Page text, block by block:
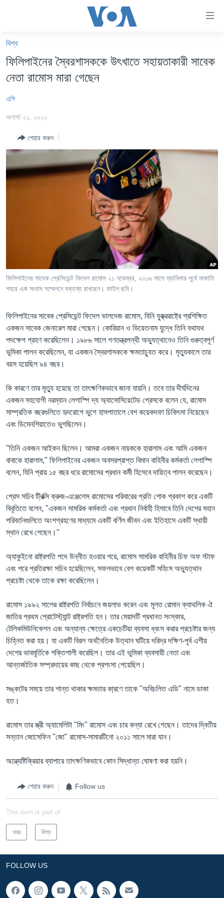
কনটেন্টে
যান।
প্রধান
যান
যান
ভারত
সম্পাদকীয়
Learning English
FOLLOW US
অন্য ভাষায় ওয়েব সাইট
বিশ্ব
ফিলিপাইনের স্বৈরশাসককে উৎখাতে সহায়তাকারী সাবেক
নেতা রামোস মারা গেছেন
এপি
অগাস্ট ০১, ২০২২
শেয়ার করুন
ফিলিপাইনের সাবেক প্রেসিডেন্ট ফিদেল রামোস ২১ নভেম্বর, ২০১৬ সালে ম্যানিলার পূর্বে মাকাতি
শহরে এক সংবাদ সম্মেলনে বক্তব্য রাখছেন। ফাইল ছবি।
ফিলিপাইনের সাবেক প্রেসিডেন্ট ফিদেল ভালদেজ রামোস, যিনি যুক্ত্ররাষ্ট্রে প্রশিক্ষিত
একজন সাবেক জেনারেল মারা গেছেন। কোরিয়ান ও ভিয়েতনাম যুদ্ধে তিনি যথাযথ
পদক্ষেপ গ্রহণ করেছিলেন। ১৯৮৬ সালে গণতন্ত্রপন্থী অভ্যুত্থানেও তিনি গুরুত্বপূর্ণ
ভূমিকা পালন করেছিলেন, যা একজন স্বৈরশাসককে ক্ষমতাচ্যুত করে। মৃত্যুকালে তার
বয়স হয়েছিল ৯৪ বছর।
কি কারণে তার মৃত্যু হয়েছে তা তাৎক্ষণিকভাবে জানা যায়নি। তবে তার দীর্ঘদিনের
একজন সহযোগী নরম্যান লেগাস্পি দ্য অ্যাসোসিয়েটেড প্রেসকে বলেন যে, রামোস
সাম্প্রতিক বছরগুলিতে হৃদরোগে ভুগে হাসপাতালে বেশ কয়েকদফা চিকিৎসা নিয়েছেন
এবং ডিমেনশিয়াতেও ভুগছিলেন।
"তিনি একজন আইকন ছিলেন। আমরা একজন নায়ককে হারালাম এবং আমি একজন
বাবাকে হারালাম," ফিলিপাইনের একজন অবসরপ্রাপ্ত বিমান বাহিনীর কর্মকর্তা লেগাস্পি
বলেন, যিনি প্রায় ১৫ বছর ধরে রামোসের প্রধান কর্মী হিসেবে দায়িত্ব পালন করেছেন।
প্রেস সচিব ট্রিক্সি ক্রুজ-এঞ্জেলেস রামোসের পরিবারের প্রতি শোক প্রকাশ করে একটি
বিবৃতিতে বলেন, "একজন সামরিক কর্মকর্তা এবং প্রধান নির্বাহী হিসাবে তিনি দেশের মহান
পরিবর্তনগুলিতে অংশগ্রহণের মাধ্যমে একটি বর্ণিল জীবন এবং ইতিহাসে একটি স্থায়ী
স্থান রেখে গেছেন।"
অ্যাকুইনো রাষ্ট্রপতি পদে উন্নীত হওয়ার পরে, রামোস সামরিক বাহিনীর চিফ অফ স্টাফ
এবং পরে প্রতিরক্ষা সচিব হয়েছিলেন, সফলভাবে বেশ কয়েকটি সহিংস অভ্যুত্থান
প্রচেষ্টা থেকে তাকে রক্ষা করেছিলেন।
রামোস ১৯৯২ সালের রাষ্ট্রপতি নির্বাচনে জয়লাভ করেন এবং মূলত রোমান ক্যাথলিক ঐ
জাতির প্রথম প্রোটেস্ট্যান্ট রাষ্ট্রপতি হন। তার মেয়াদটি প্রধানত সংস্কার,
টেলিকমিউনিকেশন এবং অন্যান্য ক্ষেত্রে একচেটিয়া ব্যবসা ধ্বংস করার প্রচেষ্টার জন্য
চিহ্নিত করা হয়। যা একটি বিরল অর্থনৈতিক উত্থান ঘটিয়ে দরিদ্র দক্ষিণ-পূর্ব এশীয়
দেশের ভাবমূর্তিকে শক্তিশালী করেছিল। তার এই ভুমিকা ব্যবসায়ী নেতা এবং
আন্তর্জাতিক সম্প্রদায়ের কাছ থেকে প্রশংসা পেয়েছিল।
সঙ্কটের সময়ে তার শান্ত থাকার ক্ষমতার কা্রণে তাকে "অবিচলিত এডি" নামে ডাকা
হত।
রামোস তার স্ত্রী অ্যামেলিটা "মিং" রামোস এবং চার কন্যা রেখে গেছেন। তাদের দ্বিতীয়
সন্তান জোসেফিন "জো" রামোস-সামারটিনো ২০১১ সালে মারা যান।
অন্ত্যেষ্টিক্রিয়ার ব্যাপারে তাৎক্ষণিকভাবে কোন সিদ্ধান্ত ঘোষণা করা হয়নি।
শেয়ার করুন Follow us
This item is part of
খবর বিশ্ব
FOLLOW US